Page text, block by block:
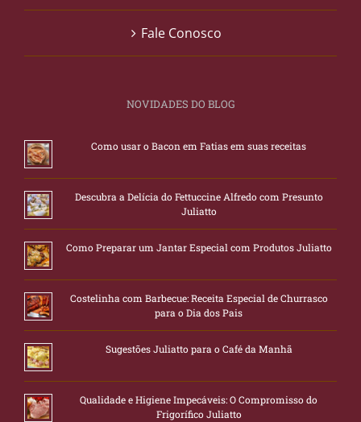
Fale Conosco
NOVIDADES DO BLOG
Como usar o Bacon em Fatias em suas receitas
Descubra a Delícia do Fettuccine Alfredo com Presunto
Juliatto
Como Preparar um Jantar Especial com Produtos Juliatto
Costelinha com Barbecue: Receita Especial de Churrasco
para o Dia dos Pais
Sugestões Juliatto para o Café da Manhã
Qualidade e Higiene Impecáveis: O Compromisso do
Frigorífico Juliatto